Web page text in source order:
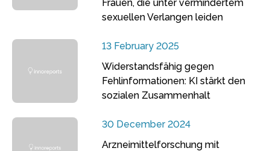
Frauen, die unter vermindertem
sexuellen Verlangen leiden
13 February 2025
Widerstandsfähig gegen
Fehlinformationen: KI stärkt den
sozialen Zusammenhalt
30 December 2024
Arzneimittelforschung mit